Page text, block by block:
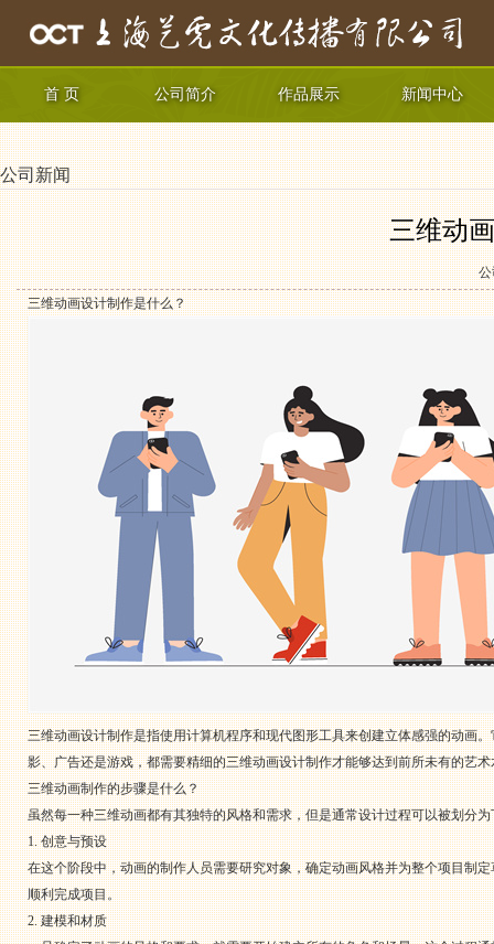
首 页 公司简介 作品展示 新闻中心
公司新闻
三维动
公
三维动画设计制作是什么？
三维动画设计制作是指使用计算机程序和现代图形工具来创建立体感强的动画
影、广告还是游戏，都需要精细的三维动画设计制作才能够达到前所未有的艺术
三维动画制作的步骤是什么？
虽然每一种三维动画都有其独特的风格和需求，但是通常设计过程可以被划分
1. 创意与预设
在这个阶段中，动画的制作人员需要研究对象，确定动画风格并为整个项目制
顺利完成项目。
2. 建模和材质